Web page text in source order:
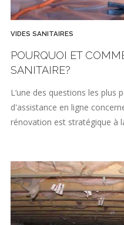
VIDES SANITAIRES
POURQUOI ET
SANITAIRE?
L’une des questions les plus
d'assistance en ligne
rénovation est stratégique à